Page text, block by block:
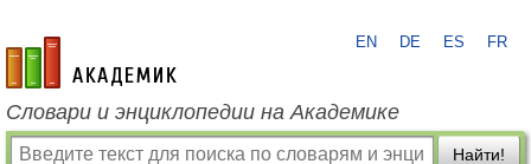
academic.ru
EN DE ES FR
Словари и энциклопедии на Академике
Найти!